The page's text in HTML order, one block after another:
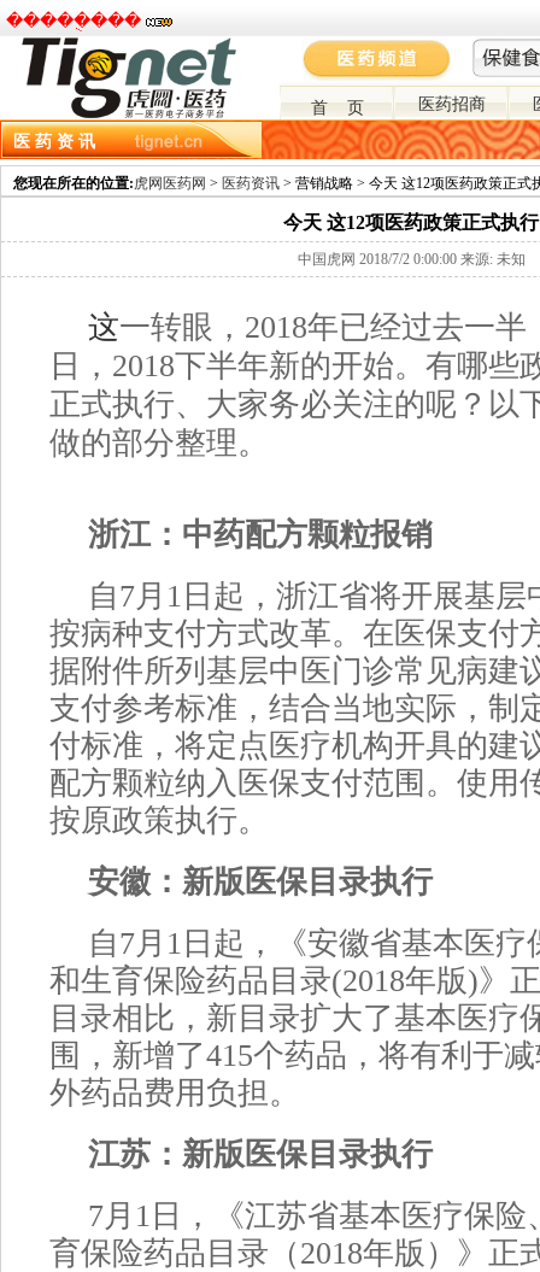
�����ֻ���
首 页 医药招商
医 药 资 讯
资讯主页 市场分析 政策环境 医药营销 医药进出口 医药招投标
您现在所在的位置:虎网医药网 > 医药资讯 > 营销战略 > 今天 这12项医药政策正式
今天 这12项医药政策正式执行
中国虎网 2018/7/2 0:00:00 来源: 未知
这一转眼，2018年已经过去一半
日，2018下半年新的开始。有哪些
正式执行、大家务必关注的呢？以
做的部分整理。
浙江：中药配方颗粒报销
自7月1日起，浙江省将开展基
按病种支付方式改革。在医保支付
据附件所列基层中医门诊常见病建
支付参考标准，结合当地实际，制
付标准，将定点医疗机构开具的建
配方颗粒纳入医保支付范围。使用
按原政策执行。
安徽：新版医保目录执行
自7月1日起，《安徽省基本医
和生育保险药品目录(2018年版)》
目录相比，新目录扩大了基本医疗
围，新增了415个药品，将有利于
外药品费用负担。
江苏：新版医保目录执行
7月1日，《江苏省基本医疗保险
育保险药品目录（2018年版）》正